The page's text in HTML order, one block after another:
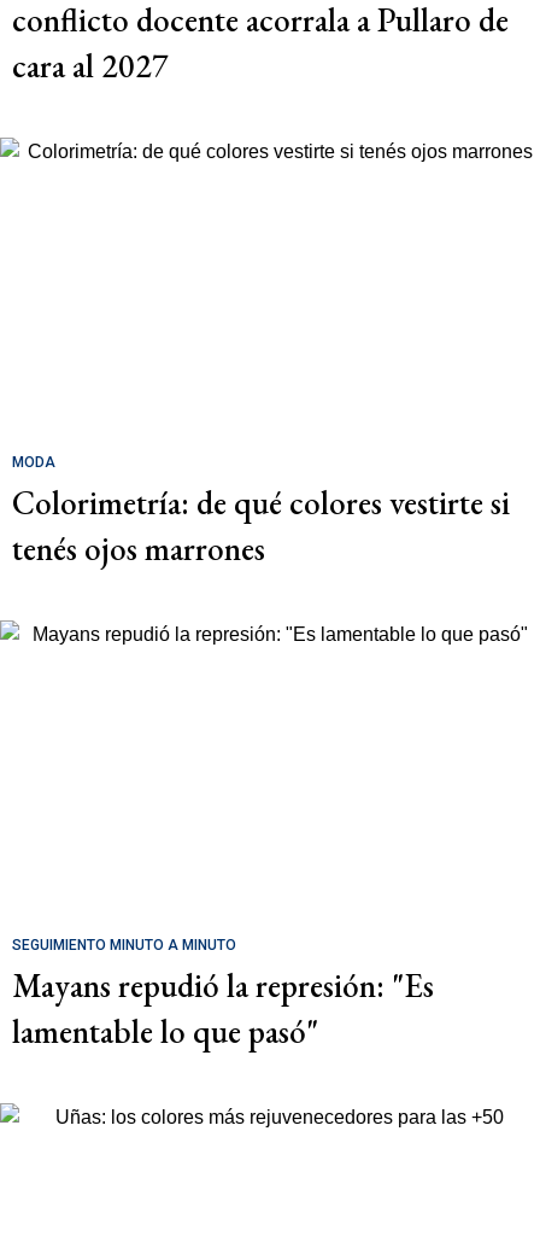
conflicto docente acorrala a Pullaro de
cara al 2027
MODA
Colorimetría: de qué colores vestirte si
tenés ojos marrones
SEGUIMIENTO MINUTO A MINUTO
Mayans repudió la represión: "Es
lamentable lo que pasó"